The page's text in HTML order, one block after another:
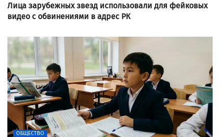
Лица зарубежных звезд использовали для фейковых
видео с обвинениями в адрес РК
ОБЩЕСТВО